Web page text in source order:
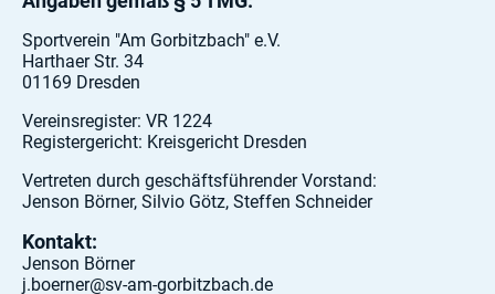
Sportverein "Am Gorbitzbach" e.V.
Harthaer Str. 34
01169 Dresden
Vereinsregister: VR 1224
Registergericht: Kreisgericht Dresden
Vertreten durch geschäftsführender Vorstand:
Jenson Börner, Silvio Götz, Steffen Schneider
Kontakt:
Jenson Börner
j.boerner@sv-am-gorbitzbach.de